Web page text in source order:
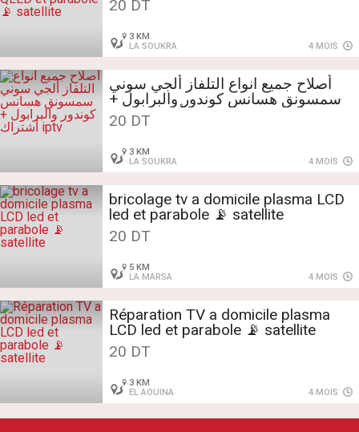
20 DT
3 KM
LA SOUKRA
4 MOIS
أصلاح جميع انواع التلفاز ألجي سوني
سمسونق هسانس كوندور والبرابول +
أشتراك iptv20 DT
3 KM
LA SOUKRA
4 MOIS
bricolage tv a domicile plasma LCD
led et parabole 📡 satellite
20 DT
5 KM
LA MARSA
4 MOIS
Réparation TV a domicile plasma
LCD led et parabole 📡 satellite
20 DT
3 KM
EL AOUINA
4 MOIS